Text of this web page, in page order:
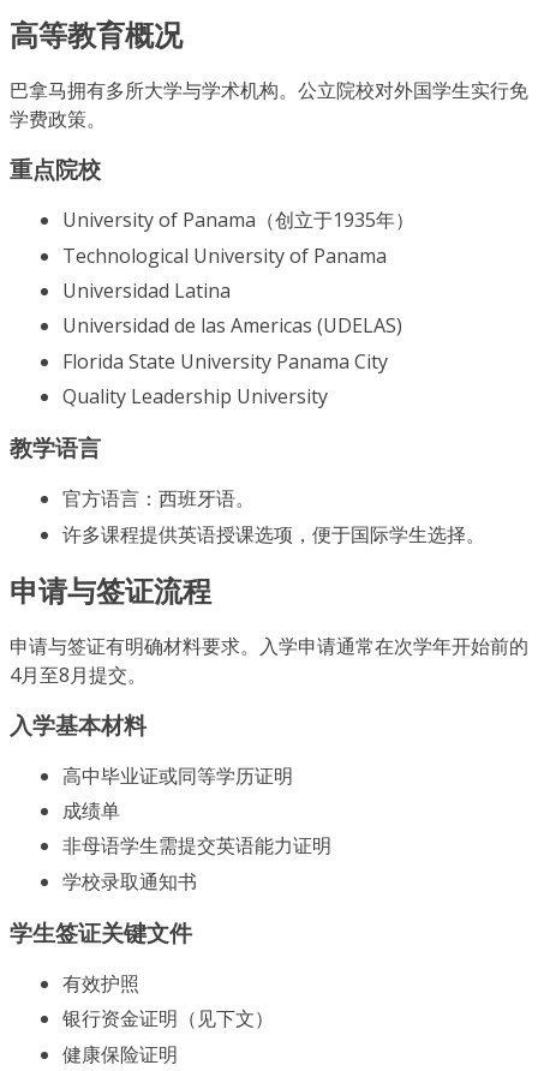
高等教育概况
巴拿马拥有多所大学与学术机构。公立院校对外国学生实行免
学费政策。
重点院校
University of Panama（创立于1935年）
Technological University of Panama
Universidad Latina
Universidad de las Americas (UDELAS)
Florida State University Panama City
Quality Leadership University
教学语言
官方语言：西班牙语。
许多课程提供英语授课选项，便于国际学生选择。
申请与签证流程
申请与签证有明确材料要求。入学申请通常在次学年开始前的
4月至8月提交。
入学基本材料
高中毕业证或同等学历证明
成绩单
非母语学生需提交英语能力证明
学校录取通知书
学生签证关键文件
有效护照
银行资金证明（见下文）
健康保险证明